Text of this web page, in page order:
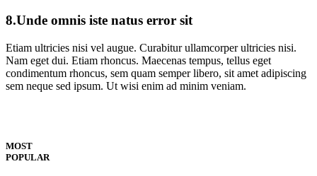
8.Unde omnis iste natus error sit
Etiam ultricies nisi vel augue. Curabitur ullamcorper ultricies nisi.
Nam eget dui. Etiam rhoncus. Maecenas tempus, tellus eget
condimentum rhoncus, sem quam semper libero, sit amet adipiscing
sem neque sed ipsum. Ut wisi enim ad minim veniam.
MOST
POPULAR